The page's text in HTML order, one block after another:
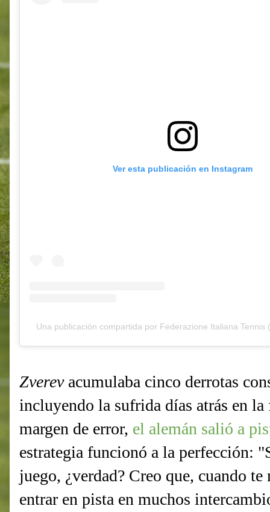
Ver esta publicación en Instagram
Una publicación compartida por Federazione Italiana Tennis
Zverevacumulaba cinco derrotas
incluyendo la sufrida días atrás en
margen de error, el alemán salió a
estrategia funcionó a la perfección:
juego, ¿verdad? Creo que, cuando
entrar en pista en muchos